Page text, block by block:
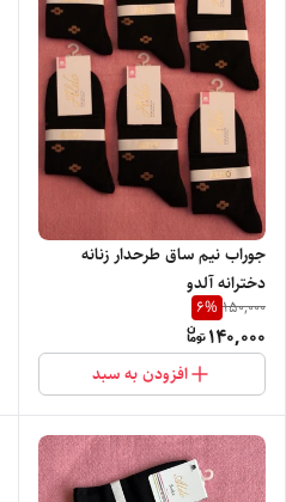
جوراب نیم ساق طرحدار زنانه
دخترانه آلدو
150,000
6%
140,000
افزودن به سبد